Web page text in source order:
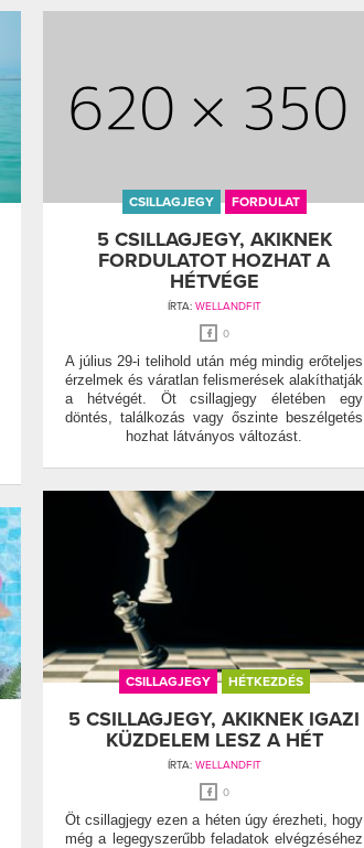
CSILLAGJEGY FORDULAT
5 CSILLAGJEGY, AKIKNEK
FORDULATOT HOZHAT A
HÉTVÉGE
ÍRTA: WELLANDFIT
0
A július 29-i telihold után még mindig erőteljes
érzelmek és váratlan felismerések alakíthatják
a hétvégét. Öt csillagjegy életében egy
döntés, találkozás vagy őszinte beszélgetés
hozhat látványos változást.
CSILLAGJEGY HÉTKEZDÉS
5 CSILLAGJEGY, AKIKNEK IGAZI
KÜZDELEM LESZ A HÉT
ÍRTA: WELLANDFIT
0
Öt csillagjegy ezen a héten úgy érezheti, hogy
még a legegyszerűbb feladatok elvégzéséhez